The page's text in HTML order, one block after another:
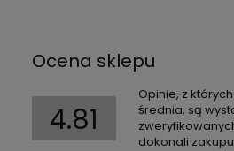
Ocena sklepu
4.81
Opinie, z
średnia, są
dokonali